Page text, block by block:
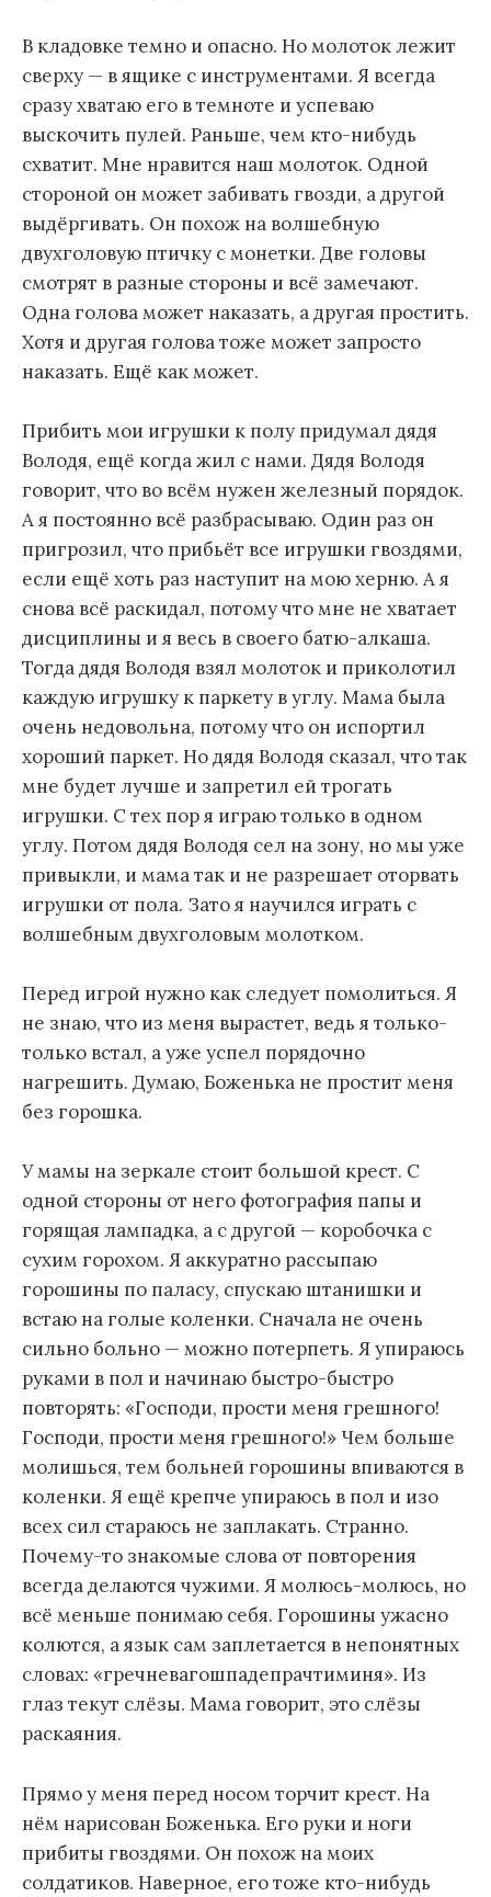
В кладовке темно и опасно. Но молоток лежит
сверху — в ящике с инструментами. Я всегда
сразу хватаю его в темноте и успеваю
выскочить пулей. Раньше, чем кто-нибудь
схватит. Мне нравится наш молоток. Одной
стороной он может забивать гвозди, а другой
выдёргивать. Он похож на волшебную
двухголовую птичку с монетки. Две головы
смотрят в разные стороны и всё замечают.
Одна голова может наказать, а другая простить.
Хотя и другая голова тоже может запросто
наказать. Ещё как может.
Прибить мои игрушки к полу придумал дядя
Володя, ещё когда жил с нами. Дядя Володя
говорит, что во всём нужен железный порядок.
А я постоянно всё разбрасываю. Один раз он
пригрозил, что прибьёт все игрушки гвоздями,
если ещё хоть раз наступит на мою херню. А я
снова всё раскидал, потому что мне не хватает
дисциплины и я весь в своего батю-алкаша.
Тогда дядя Володя взял молоток и приколотил
каждую игрушку к паркету в углу. Мама была
очень недовольна, потому что он испортил
хороший паркет. Но дядя Володя сказал, что так
мне будет лучше и запретил ей трогать
игрушки. С тех пор я играю только в одном
углу. Потом дядя Володя сел на зону, но мы уже
привыкли, и мама так и не разрешает оторвать
игрушки от пола. Зато я научился играть с
волшебным двухголовым молотком.
Перед игрой нужно как следует помолиться. Я
не знаю, что из меня вырастет, ведь я только-
только встал, а уже успел порядочно
нагрешить. Думаю, Боженька не простит меня
без горошка.
У мамы на зеркале стоит большой крест. С
одной стороны от него фотография папы и
горящая лампадка, а с другой — коробочка с
сухим горохом. Я аккуратно рассыпаю
горошины по паласу, спускаю штанишки и
встаю на голые коленки. Сначала не очень
сильно больно — можно потерпеть. Я упираюсь
руками в пол и начинаю быстро-быстро
повторять: «Господи, прости меня грешного!
Господи, прости меня грешного!» Чем больше
молишься, тем больней горошины впиваются в
коленки. Я ещё крепче упираюсь в пол и изо
всех сил стараюсь не заплакать. Странно.
Почему-то знакомые слова от повторения
всегда делаются чужими. Я молюсь-молюсь, но
всё меньше понимаю себя. Горошины ужасно
колются, а язык сам заплетается в непонятных
словах: «гречневагошпадепрачтиминя». Из
глаз текут слёзы. Мама говорит, это слёзы
раскаяния.
Прямо у меня перед носом торчит крест. На
нём нарисован Боженька. Его руки и ноги
прибиты гвоздями. Он похож на моих
солдатиков. Наверное, его тоже кто-нибудь